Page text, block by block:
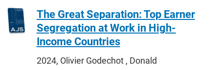
The Great Separation: Top Earner
Segregation at Work in High-
Income Countries
2024, Olivier Godechot , Donald